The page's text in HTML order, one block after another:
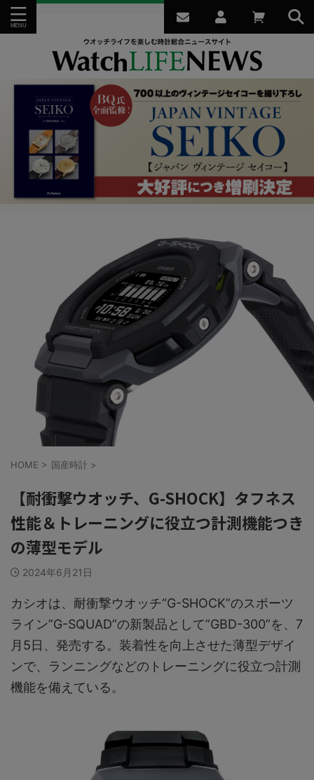
HOME > 国産時計 >
【耐衝撃ウオッチ、G-SHOCK】タフネス
性能＆トレーニングに役立つ計測機能つき
の薄型モデル
2024年6月21日
カシオは、耐衝撃ウオッチ“G-SHOCK”のスポーツ
ライン”G-SQUAD”の新製品として”GBD-300”を、7
月5日、発売する。装着性を向上させた薄型デザイ
ンで、ランニングなどのトレーニングに役立つ計測
機能を備えている。